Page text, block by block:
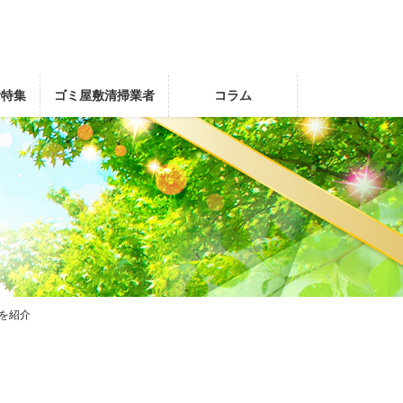
集 ゴミ屋敷清掃業者 コラム
紹介